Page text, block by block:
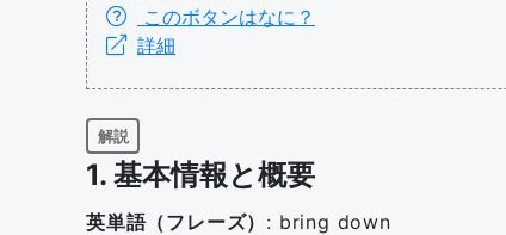
このボタンはなに？
詳細
解説
1. 基本情報と概要
英単語（フレーズ） : bring down